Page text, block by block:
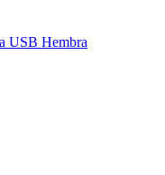
USB Hembra